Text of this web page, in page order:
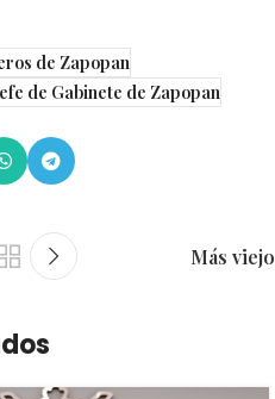
de Zapopan
de Gabinete de Zapopan
Más viejo